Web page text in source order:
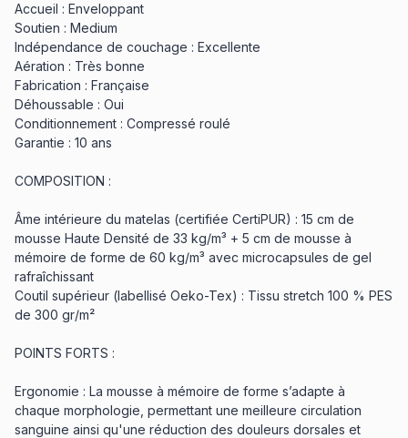
Accueil : Enveloppant
Soutien : Medium
Indépendance de couchage : Excellente
Aération : Très bonne
Fabrication : Française
Déhoussable : Oui
Conditionnement : Compressé roulé
Garantie : 10 ans
COMPOSITION :
Âme intérieure du matelas (certifiée CertiPUR) : 15 cm de
mousse Haute Densité de 33 kg/m³ + 5 cm de mousse à
mémoire de forme de 60 kg/m³ avec microcapsules de gel
rafraîchissant
Coutil supérieur (labellisé Oeko-Tex) : Tissu stretch 100 % PES
de 300 gr/m²
POINTS FORTS :
Ergonomie : La mousse à mémoire de forme s’adapte à
chaque morphologie, permettant une meilleure circulation
sanguine ainsi qu'une réduction des douleurs dorsales et